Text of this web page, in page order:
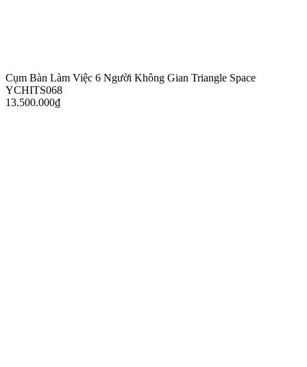
Cụm Bàn Làm Việc 6 Người Không Gian Triangle Space
YCHITS068
13.500.000₫